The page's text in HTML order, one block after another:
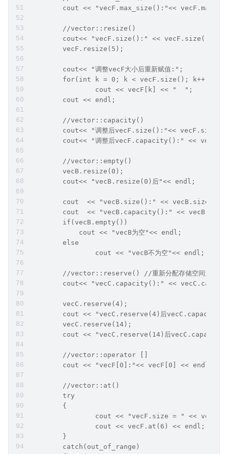
cout << "vecF.max_size():"<<
	//vector::resize()
cout<< "vecF.size():" << vecF.size() <<
	vecF.resize(5);
	cout<< "调整vecF大小后重新赋值:";
	for(int k = 0; k < vecF.size(); k++)
		cout << vecF[k] << "  ";
	cout << endl;
	//vector::capacity()
cout<< "调整后vecF.size():"<<
cout<< "调整后vecF.capacity():" <<
	//vector::empty()
	vecB.resize(0);
	cout<< "vecB.resize(0)后"<< endl;
cout  << "vecB.size():" << vecB.size()
cout  << "vecB.capacity():" <<
	if(vecB.empty())
	    cout << "vecB为空"<< endl;
	else
		cout << "vecB不为空"<< endl;
	//vector::reserve() //重新分配存储空间大小
cout<< "vecC.capacity():" <<
	vecC.reserve(4);
cout << "vecC.reserve(4)后
	vecC.reserve(14);
cout << "vecC.reserve(14)后
	//vector::operator []
cout << "vecF[0]:"<< vecF[0] << endl; //
	//vector::at()
	try
	{
cout << "vecF.size = " <<
cout << vecF.at(6) << endl; //抛
	}
	catch(out_of_range)